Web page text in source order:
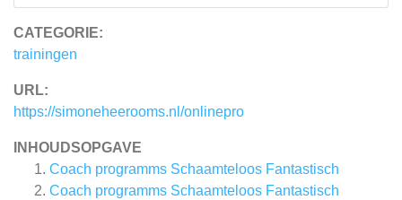
CATEGORIE:
trainingen
URL:
https://simoneheerooms.nl/onlinepro
INHOUDSOPGAVE
Coach programms Schaamteloos Fantastisch
Coach programms Schaamteloos Fantastisch